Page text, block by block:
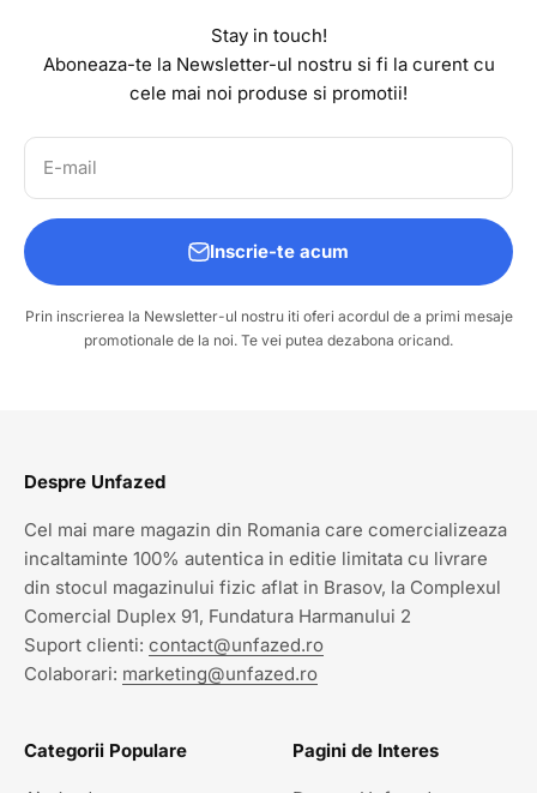
Stay in touch!
Aboneaza-te la Newsletter-ul nostru si fi la curent cu
cele mai noi produse si promotii!
E-mail
Inscrie-te acum
Prin inscrierea la Newsletter-ul nostru iti oferi acordul de a primi mesaje
promotionale de la noi. Te vei putea dezabona oricand.
Despre Unfazed
Cel mai mare magazin din Romania care comercializeaza
incaltaminte 100% autentica in editie limitata cu livrare
din stocul magazinului fizic aflat in Brasov, la Complexul
Comercial Duplex 91, Fundatura Harmanului 2
Suport clienti: contact@unfazed.ro
Colaborari: marketing@unfazed.ro
Categorii Populare Pagini de Interes